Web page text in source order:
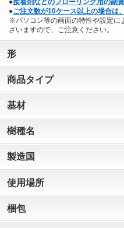
●接着剤などのフローリング用の副
●ご注文数が10ケース以上の場合は
※パソコン等の画面の特性や設定に
ざいますので、ご注意ください。
形
商品タイプ
基材
樹種名
製造国
使用場所
梱包